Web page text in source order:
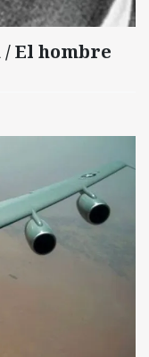
El hombre